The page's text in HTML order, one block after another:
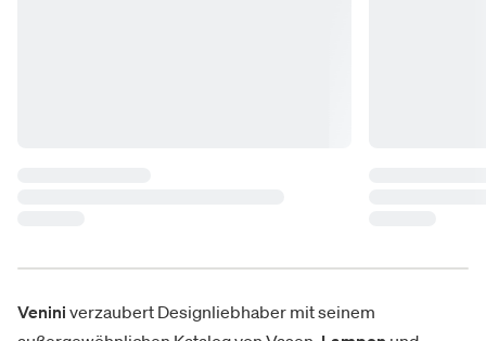
Venini verzaubert Designliebhaber mit seinem